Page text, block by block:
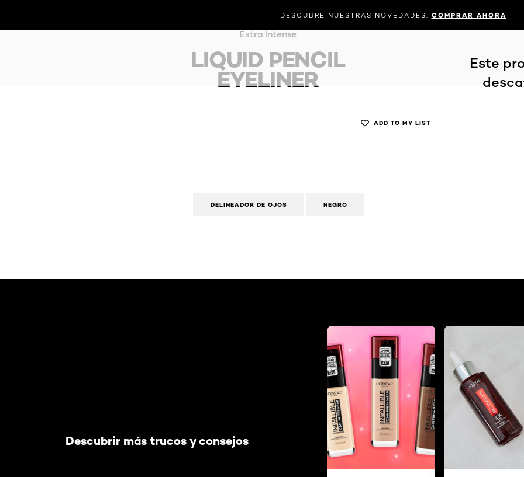
DESCUBRE NUESTRAS NOVEDADES. COMPRAR AHORA
CUIDADO CAPILAR Y PEINADO VIRTUAL
Extra Intense
LIQUID PENCIL
EYELINER
Este
ADD TO MY LIST
DELINEADOR DE OJOS NEGRO
Descubrir más trucos y consejos